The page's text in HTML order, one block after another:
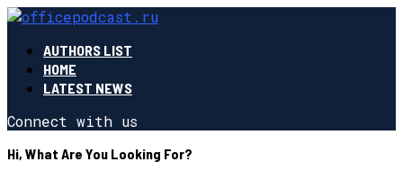
AUTHORS LIST
HOME
LATEST NEWS
Connect with us
Hi, What Are You Looking For?